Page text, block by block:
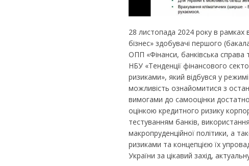
28 листопада 2024 року в рамках
бізнес» здобувачі першого
ОПП «Фінанси, банківська справа
НБУ «Тенденції фінансового
ризиками», який відбувся у
можливість ознайомитися з
вимогами до самооцінки
оцінкою кредитного ризику
тестуванням банків,
макропруденційної політики, а
ризиками та концепцією їх
України за цікавий захід,